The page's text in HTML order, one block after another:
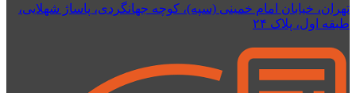
تهران، خیابان امام خمینی (سپه)، کوچه جهانگردی،‌ پاساژ شهلایی،
طبقه اول، پلاک ۲۴